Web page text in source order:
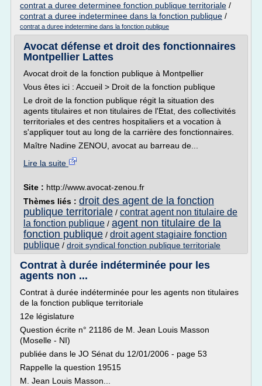
contrat a duree determinee fonction publique territoriale /
contrat a duree indeterminee dans la fonction publique /
contrat a duree indetermine dans la fonction publique
Avocat défense et droit des fonctionnaires
Montpellier Lattes
Avocat droit de la fonction publique à Montpellier
Vous êtes ici : Accueil > Droit de la fonction publique
Le droit de la fonction publique régit la situation des
agents titulaires et non titulaires de l'Etat, des collectivités
territoriales et des centres hospitaliers et a vocation à
s'appliquer tout au long de la carrière des fonctionnaires.
Maître Nadine ZENOU, avocat au barreau de...
Lire la suite
Site : http://www.avocat-zenou.fr
Thèmes liés : droit des agent de la fonction
publique territoriale / contrat agent non titulaire de
la fonction publique / agent non titulaire de la
fonction publique / droit agent stagiaire fonction
publique / droit syndical fonction publique territoriale
Contrat à durée indéterminée pour les
agents non ...
Contrat à durée indéterminée pour les agents non titulaires
de la fonction publique territoriale
12e législature
Question écrite n° 21186 de M. Jean Louis Masson
(Moselle - NI)
publiée dans le JO Sénat du 12/01/2006 - page 53
Rappelle la question 19515
M. Jean Louis Masson...